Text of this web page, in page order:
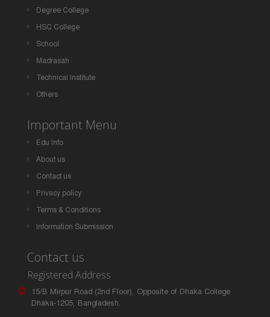
Degree College
HSC College
School
Madrasah
Technical Institute
Others
Important Menu
Edu Info
About us
Contact us
Privacy policy
Terms & Conditions
Information Submission
Contact us
Registered Address
15/B Mirpur Road (2nd Floor), Opposite of Dhaka College
Dhaka-1205, Bangladesh.